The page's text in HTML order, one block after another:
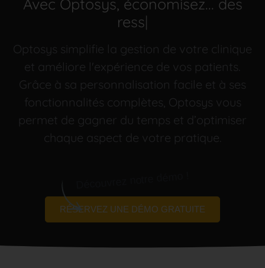
Avec Optosys, économisez...|
Optosys simplifie la gestion de votre clinique
et améliore l'expérience de vos patients.
Grâce à sa personnalisation facile et à ses
fonctionnalités complètes, Optosys vous
permet de gagner du temps et d’optimiser
chaque aspect de votre pratique.
RÉSERVEZ UNE DÉMO GRATUITE